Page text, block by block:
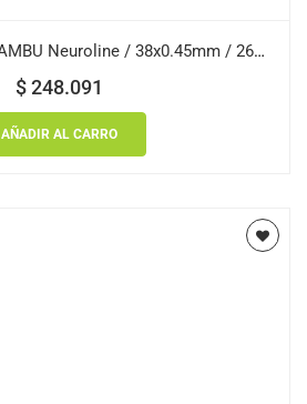
Aguja Concentrica / AMBU Neuroline / 38x0.45mm / 26G / Verde / Caja 25 uds.
$248.091
AÑADIR AL CARRO